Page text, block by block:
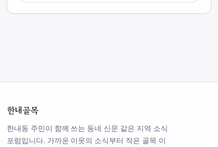
한내골목
한내동 주민이 함께 쓰는 동네 신문 같은 지역 소식
포럼입니다. 가까운 이웃의 소식부터 작은 골목 이